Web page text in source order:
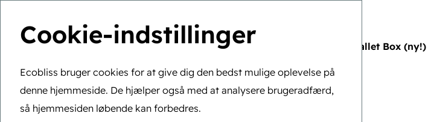
Cookie-indstillinger
Ecobliss bruger cookies for at give dig den bedst mulige oplevelse på
denne hjemmeside. De hjælper også med at analysere brugeradfærd,
så hjemmesiden løbende kan forbedres.
Wallet Box (ny!)
Du er her: Hjem > Blog > De 5 fordele ved folding carton-emballage